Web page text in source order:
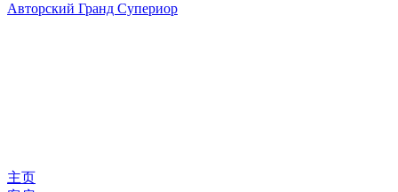
Авторский Гранд Супериор
主页